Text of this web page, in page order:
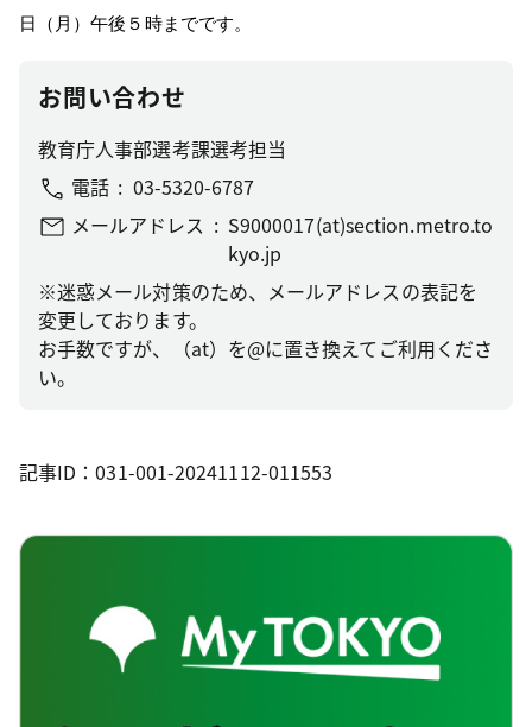
日（月）午後５時までです。
お問い合わせ
教育庁人事部選考課選考担当
電話
03-5320-6787
メールアドレス
S9000017(at)section.metro.to
kyo.jp
※迷惑メール対策のため、メールアドレスの表記を
変更しております。
お手数ですが、（at）を@に置き換えてご利用くださ
い。
記事ID：031-001-20241112-011553